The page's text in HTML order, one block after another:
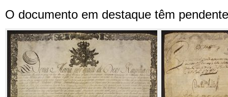
O documento em destaque têm